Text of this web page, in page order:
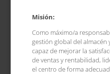
Misión:
Como máximo/a
gestión global del almacén
capaz de mejorar la
de ventas y rentabilidad,
el centro de forma